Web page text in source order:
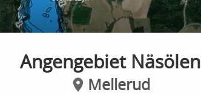
Angengebiet Näsölen
Mellerud